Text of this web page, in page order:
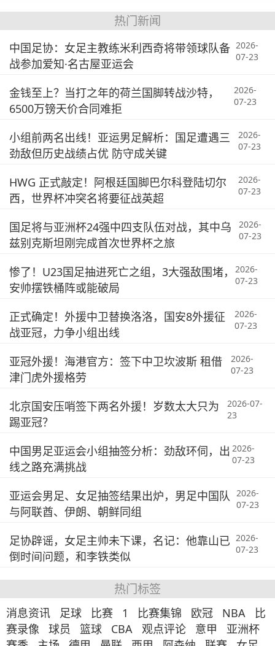
热门新闻
中国足协：女足主教练米利西奇将带领球队备
战参加爱知·名古屋亚运会
2026-
07-23
金钱至上？当打之年的荷兰国脚转战沙特，
6500万镑天价合同难拒
2026-
07-23
小组前两名出线！亚运男足解析：国足遭遇三
劲敌但历史战绩占优 防守成关键
2026-
07-23
HWG 正式敲定！阿根廷国脚巴尔科登陆切尔
西，世界杯冲突名将要征战英超
2026-
07-23
国足将与亚洲杯24强中四支队伍对战，其中乌
兹别克斯坦刚完成首次世界杯之旅
2026-
07-23
惨了！U23国足抽进死亡之组，3大强敌围堵，
安帅摆铁桶阵或能破局
2026-
07-23
正式确定！外援中卫替换洛洛，国安8外援征
战亚冠，力争小组出线
2026-
07-23
亚冠外援！海港官方：签下中卫坎波斯 租借
津门虎外援格劳
2026-
07-23
北京国安压哨签下两名外援！岁数太大只为
踢亚冠？
2026-07-
23
中国男足亚运会小组抽签分析：劲敌环伺，出
线之路充满挑战
2026-
07-23
亚运会男足、女足抽签结果出炉，男足中国队
与阿联酋、伊朗、朝鲜同组
2026-
07-23
足协辟谣，女足主帅未下课，名记：他靠山已
倒时间问题，和李铁类似
2026-
07-23
热门标签
消息资讯 足球 比赛 1 比赛集锦 欧冠 NBA
比
赛录像
球员 篮球 CBA 观点评论 意甲
亚洲杯